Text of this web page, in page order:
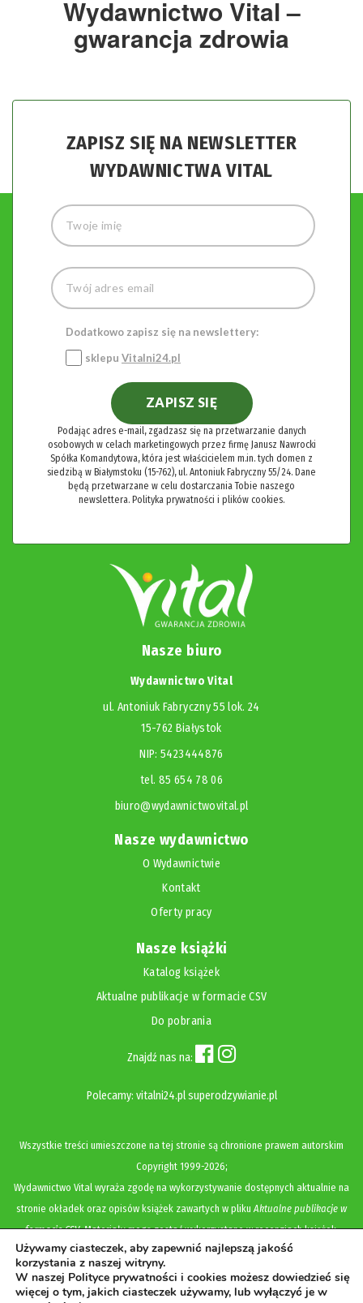
Wydawnictwo Vital –
gwarancja zdrowia
ZAPISZ SIĘ NA NEWSLETTER
WYDAWNICTWA VITAL
Dodatkowo zapisz się na newslettery:
sklepu Vitalni24.pl
ZAPISZ SIĘ
Podając adres e-mail, zgadzasz się na przetwarzanie danych
osobowych w celach marketingowych przez firmę Janusz Nawrocki
Spółka Komandytowa, która jest właścicielem m.in. tych domen z
siedzibą w Białymstoku (15-762), ul. Antoniuk Fabryczny 55/24. Dane
będą przetwarzane w celu dostarczania Tobie naszego
newslettera. Polityka prywatności i plików cookies.
Nasze biuro
Wydawnictwo Vital
ul. Antoniuk Fabryczny 55 lok. 24
15-762 Białystok
NIP: 5423444876
tel. 85 654 78 06
biuro@wydawnictwovital.pl
Nasze wydawnictwo
O Wydawnictwie
Kontakt
Oferty pracy
Nasze książki
Katalog książek
Aktualne publikacje w formacie CSV
Do pobrania
Znajdź nas na:
Polecamy: vitalni24.pl superodzywianie.pl
Wszystkie treści umieszczone na tej stronie są chronione prawem autorskim
Copyright1999-2026;
Wydawnictwo Vital wyraża zgodę na wykorzystywanie dostępnych aktualnie na
stronie okładek oraz opisów książek zawartych w plikuAktualne publikacje w
formacie CSV. Materiały mogą zostać wykorzystane w recenzjach książek,
katalogach internetowych, bibliotecznych (OPAC) oraz materiałach promujących
legalną dystrybucję książek. Usunięcie materiału z ww. strony internetowej,
równoznaczne jest z cofnięciem udzielonej zgody.
Używamy ciasteczek, aby zapewnić najlepszą jakość
korzystania z naszej witryny.
W naszej Polityce prywatności i cookies możesz dowiedzieć się
więcej o tym, jakich ciasteczek używamy, lub wyłączyć je w